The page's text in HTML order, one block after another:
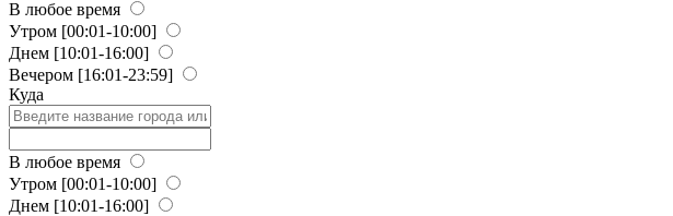
В любое время
Утром [00:01-10:00]
Днем [10:01-16:00]
Вечером [16:01-23:59]
Куда
В любое время
Утром [00:01-10:00]
Днем [10:01-16:00]